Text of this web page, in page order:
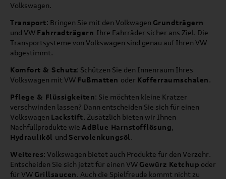
Volkswagen.
Transport: Bringen Sie mit den Volkwagen Grundträgern
und VW Fahrradträgern Ihre Fahrräder sicher ans Ziel. Die
Transportsysteme von Volkswagen sind genau auf Ihren VW
abgestimmt.
Komfort & Schutz: Schützen Sie den Innenraum Ihres
Volkswagen mit VW Fußmatten oder Kofferraumschalen.
Pflege & Flüssigkeiten: Sie möchten kleine Kratzer
verschwinden lassen? Dann entscheiden Sie sich für einen
Volkswagen Lackstift. Zusätzlich bieten wir Ihnen
Nachfüllprodukte wie AdBlue Harnstofflösung,
Hydrauliköl und Servolenkungsöl.
Weiteres: Volkswagen bietet auch Produkte für den Verzehr.
Entscheiden Sie sich jetzt für einen VW Gewürz Ketchup oder
für VW Grillsaucen. Auch die Spielfreude kommt nicht zu